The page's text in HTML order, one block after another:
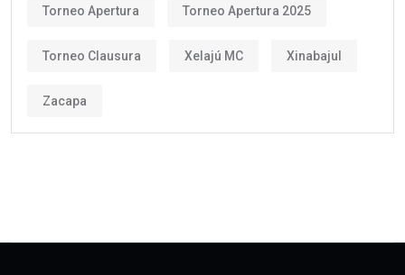
Torneo Apertura Torneo Apertura 2025
Torneo Clausura Xelajú MC Xinabajul
Zacapa